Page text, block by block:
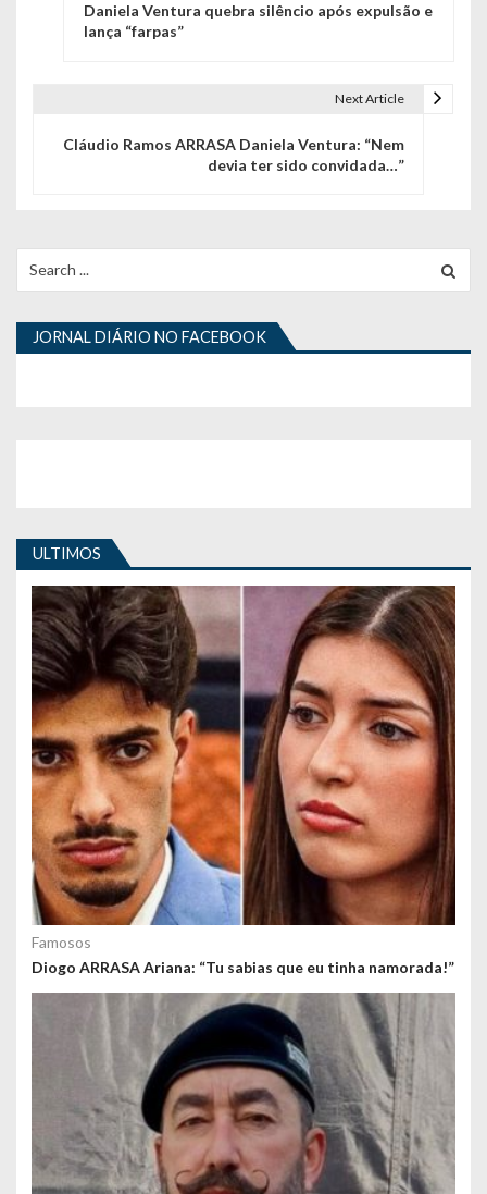
ã
o
d
i
g
o
s
Daniela Ventura quebra silêncio após expulsão e
lança “farpas”
Next Article
Cláudio Ramos ARRASA Daniela Ventura: “Nem
devia ter sido convidada…”
for:
JORNAL DIÁRIO NO FACEBOOK
ULTIMOS
Famosos
Diogo ARRASA Ariana: “Tu sabias que eu tinha namorada!”